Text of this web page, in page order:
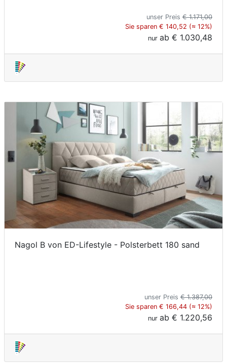
unser Preis € 1.171,00
Sie sparen € 140,52 (≈ 12%)
nur ab € 1.030,48
Nagol B von ED-Lifestyle - Polsterbett 180 sand
unser Preis € 1.387,00
Sie sparen € 166,44 (≈ 12%)
nur ab € 1.220,56